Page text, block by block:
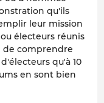
qu'ils
leur mission
électeurs réunis
de comprendre
qu'à 10
en sont bien